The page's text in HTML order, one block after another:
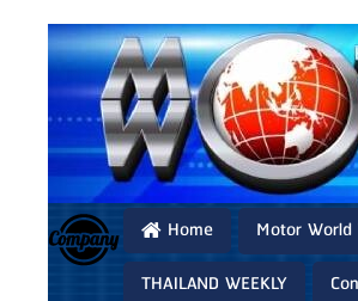
Home Motor World
THAILAND WEEKLY